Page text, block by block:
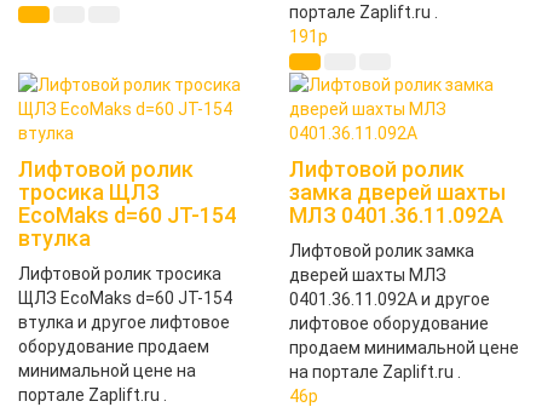
портале Zaplift.ru .
191p
Лифтовой ролик
тросика ЩЛЗ
EcoMaks d=60 JT-154
втулка
Лифтовой ролик тросика
ЩЛЗ EcoMaks d=60 JT-154
втулка и другое лифтовое
оборудование продаем
минимальной цене на
портале Zaplift.ru .
Лифтовой ролик
замка дверей шахты
МЛЗ 0401.36.11.092А
Лифтовой ролик замка
дверей шахты МЛЗ
0401.36.11.092А и другое
лифтовое оборудование
продаем минимальной цене
на портале Zaplift.ru .
46p